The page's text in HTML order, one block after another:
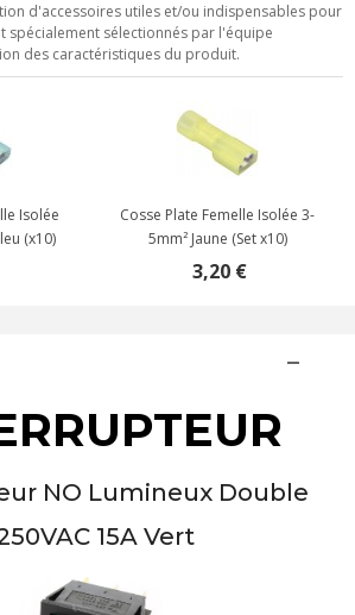
d'accessoires utiles et/ou indispensables pour
spécialement sélectionnés par l'équipe
des caractéristiques du produit.
Isolée 3-
(Set x10)
€
Cosse Plate Femelle
6.3mm 0.5-1.3mm² Rouge
2,50 €
NO Lumineux Double
15A Vert